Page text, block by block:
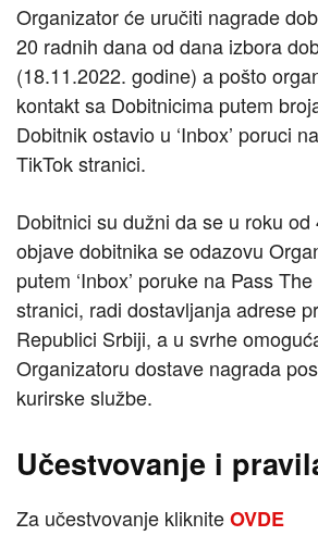
Organizator će uručiti nagrade
20 radnih dana od dana izbora
(18.11.2022. godine) a pošto
kontakt sa Dobitnicima putem
Dobitnik ostavio u ‘Inbox’ poruci
TikTok stranici.
Dobitnici su dužni da se u roku
objave dobitnika se odazovu
putem ‘Inbox’ poruke na Pass
stranici, radi dostavljanja adrese
Republici Srbiji, a u svrhe
Organizatoru dostave nagrada
kurirske službe.
Učestvovanje i
Za učestvovanje klikniteOVDE